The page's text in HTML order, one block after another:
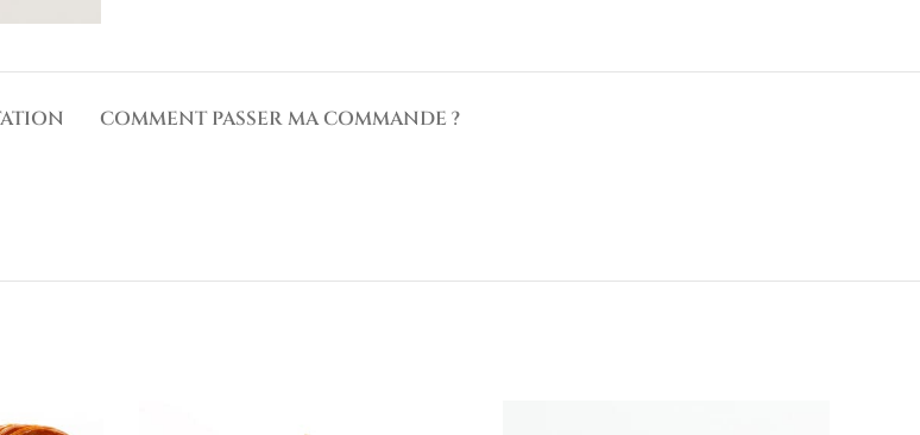
COMMENT PASSER MA COMMANDE ?